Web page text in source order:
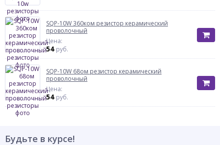
SQP-10W 360ком резистор керамический
проволочный
Цена:
54 руб.
SQP-10W 68ом резистор керамический
проволочный
Цена:
54 руб.
Будьте в курсе!